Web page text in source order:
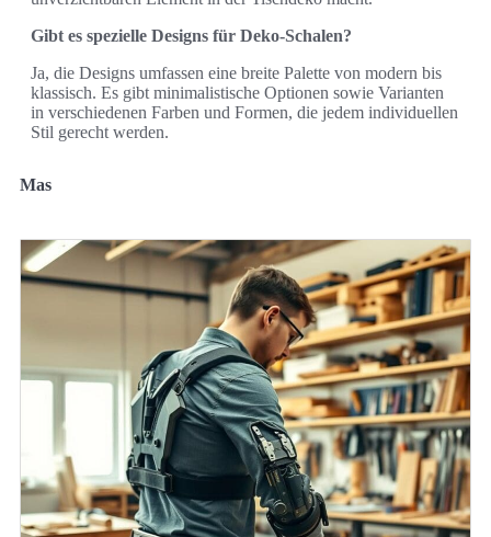
Gibt es spezielle Designs für Deko-Schalen?
Ja, die Designs umfassen eine breite Palette von modern bis
klassisch. Es gibt minimalistische Optionen sowie Varianten
in verschiedenen Farben und Formen, die jedem individuellen
Stil gerecht werden.
Mas